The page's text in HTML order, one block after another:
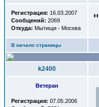
Регистрация: 16.03.2007
Сообщений: 2069
Откуда: Мытищи - Москва
В начало страницы
k2400
Ветеран
Регистрация: 07.05.2006